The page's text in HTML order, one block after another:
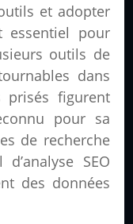
et adopter
essentiel pour
outils de
dans
prisés figurent
pour sa
de recherche
SEO
des données